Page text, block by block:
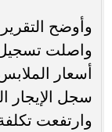
وأوضح
واصلت
أسعار
وارتفعت